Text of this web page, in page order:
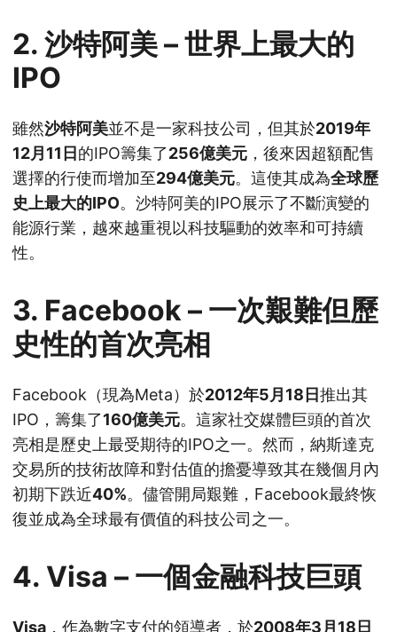
2. 沙特阿美 – 世界上最大的
IPO
雖然沙特阿美並不是一家科技公司，但其於2019年
12月11日 的IPO籌集了256億美元 ，後來因超額配售
選擇的行使而增加至294億美元。這使其成為全球歷
史上最大的IPO。沙特阿美的IPO展示了不斷演變的
能源行業，越來越重視以科技驅動的效率和可持續
性。
3. Facebook – 一次艱難但歷
史性的首次亮相
Facebook（現為Meta）於2012年5月18日推出其
IPO，籌集了160億美元。這家社交媒體巨頭的首次
亮相是歷史上最受期待的IPO之一。然而，納斯達克
交易所的技術故障和對估值的擔憂導致其在幾個月內
初期下跌近40%。儘管開局艱難，Facebook最終恢
復並成為全球最有價值的科技公司之一。
4. Visa – 一個金融科技巨頭
Visa ，作為數字支付的領導者，於2008年3月18日